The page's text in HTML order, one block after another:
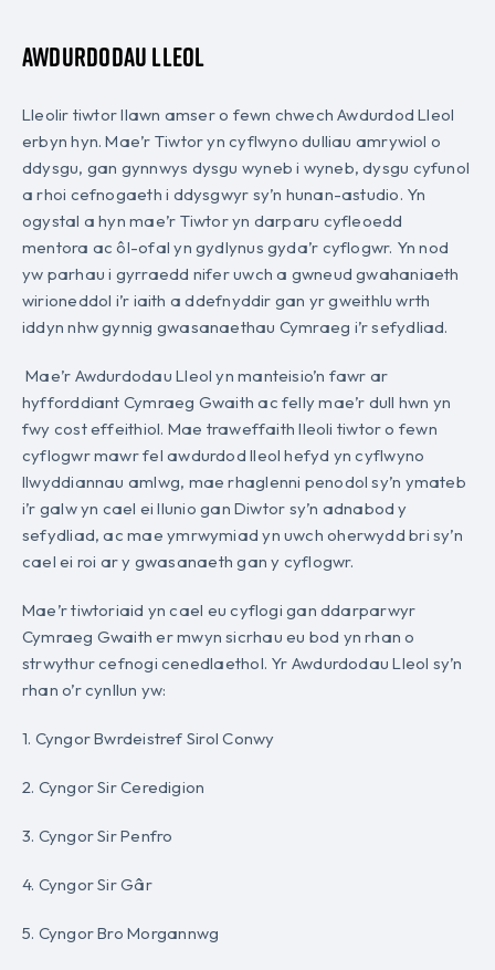
Awdurdodau Lleol
Lleolir tiwtor llawn amser o fewn chwech Awdurdod Lleol
erbyn hyn. Mae’r Tiwtor yn cyflwyno dulliau amrywiol o
ddysgu, gan gynnwys dysgu wyneb i wyneb, dysgu cyfunol
a rhoi cefnogaeth i ddysgwyr sy’n hunan-astudio. Yn
ogystal a hyn mae’r Tiwtor yn darparu cyfleoedd
mentora ac ôl-ofal yn gydlynus gyda’r cyflogwr. Yn nod
yw parhau i gyrraedd nifer uwch a gwneud gwahaniaeth
wirioneddol i’r iaith a ddefnyddir gan yr gweithlu wrth
iddyn nhw gynnig gwasanaethau Cymraeg i’r sefydliad.
Mae’r Awdurdodau Lleol yn manteisio’n fawr ar
hyfforddiant Cymraeg Gwaith ac felly mae’r dull hwn yn
fwy cost effeithiol. Mae traweffaith lleoli tiwtor o fewn
cyflogwr mawr fel awdurdod lleol hefyd yn cyflwyno
llwyddiannau amlwg, mae rhaglenni penodol sy’n ymateb
i’r galw yn cael ei llunio gan Diwtor sy’n adnabod y
sefydliad, ac mae ymrwymiad yn uwch oherwydd bri sy’n
cael ei roi ar y gwasanaeth gan y cyflogwr.
Mae’r tiwtoriaid yn cael eu cyflogi gan ddarparwyr
Cymraeg Gwaith er mwyn sicrhau eu bod yn rhan o
strwythur cefnogi cenedlaethol. Yr Awdurdodau Lleol sy’n
rhan o’r cynllun yw:
1. Cyngor Bwrdeistref Sirol Conwy
2. Cyngor Sir Ceredigion
3. Cyngor Sir Penfro
4. Cyngor Sir Gâr
5. Cyngor Bro Morgannwg